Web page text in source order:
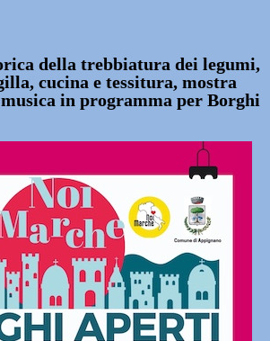
della trebbiatura dei legumi,
cucina e tessitura, mostra
in programma per Borghi